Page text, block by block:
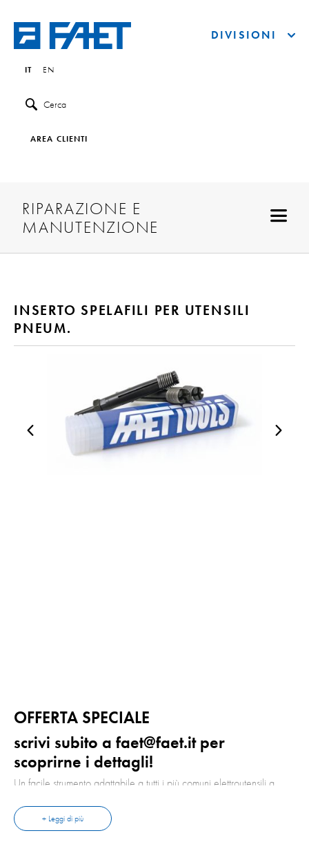
IT EN
Cerca
AREA CLIENTI
DIVISIONI
RIPARAZIONE E
MANUTENZIONE
INSERTO SPELAFILI PER UTENSILI
PNEUM.
OFFERTA SPECIALE
scrivi subito a faet@faet.it per
scoprirne i dettagli!
Un facile strumento adattabile a tutti i più comuni elettroutensili a
elettrici o pneumatici), di facile utilizzo e veloce montaggio,
velocizza la produzione e facilita la spelatura dei più comuni fili in
rame smaltato per l’avvolgimento, senza lasciare tracce di vernice
+ Leggi di più